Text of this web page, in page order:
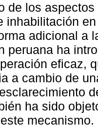
de los
inhabilitación
adicional a
peruana ha
eficaz,
a cambio de
ha sido
mecanismo.